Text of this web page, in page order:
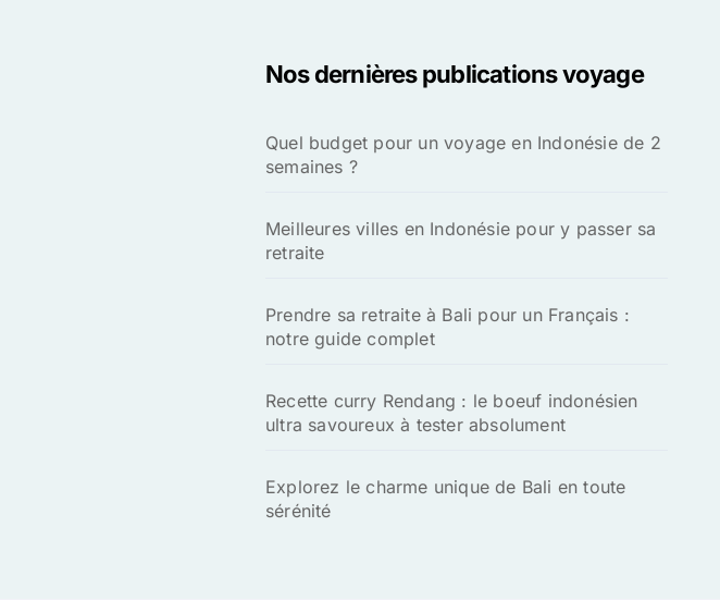
Nos dernières publications voyage
Quel budget pour un voyage en Indonésie de 2
semaines ?
Meilleures villes en Indonésie pour y passer sa
retraite
Prendre sa retraite à Bali pour un Français :
notre guide complet
Recette curry Rendang : le boeuf indonésien
ultra savoureux à tester absolument
Explorez le charme unique de Bali en toute
sérénité